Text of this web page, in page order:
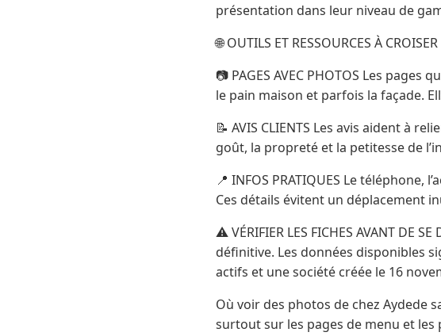
présentation dans leur niveau de
🌐 OUTILS ET RESSOURCES À CROISER
📷 PAGES AVEC PHOTOS Les
le pain maison et parfois la façade.
📝 AVIS CLIENTS Les avis aident à
goût, la propreté et la petitesse de
📍 INFOS PRATIQUES Le
Ces détails évitent un déplacement
⚠️ VÉRIFIER LES FICHES AVANT DE
définitive. Les données disponibles
actifs et une société créée le 16
Où voir des photos de chez Aydede
surtout sur les pages de menu et les